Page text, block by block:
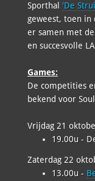
Sporthal 'De
geweest, toen in
er samen met
en succesvolle
Games:
De competities
bekend voor
Vrijdag 21
19.00u -
Zaterdag 22
13.00u -